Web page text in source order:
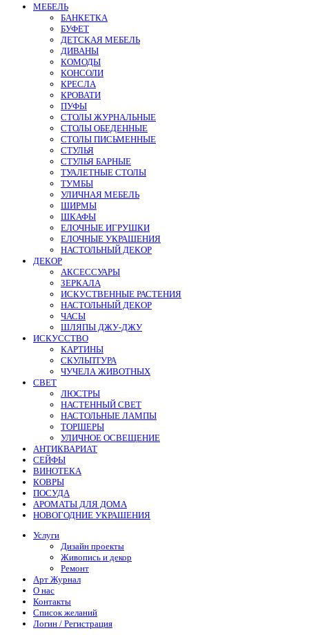
МЕБЕЛЬ
БАНКЕТКА
БУФЕТ
ДЕТСКАЯ МЕБЕЛЬ
ДИВАНЫ
КОМОДЫ
КОНСОЛИ
КРЕСЛА
КРОВАТИ
ПУФЫ
СТОЛЫ ЖУРНАЛЬНЫЕ
СТОЛЫ ОБЕДЕННЫЕ
СТОЛЫ ПИСЬМЕННЫЕ
СТУЛЬЯ
СТУЛЬЯ БАРНЫЕ
ТУАЛЕТНЫЕ СТОЛЫ
ТУМБЫ
УЛИЧНАЯ МЕБЕЛЬ
ШИРМЫ
ШКАФЫ
ЕЛОЧНЫЕ ИГРУШКИ
ЕЛОЧНЫЕ УКРАШЕНИЯ
НАСТОЛЬНЫЙ ДЕКОР
ДЕКОР
АКСЕССУАРЫ
ЗЕРКАЛА
ИСКУСТВЕННЫЕ РАСТЕНИЯ
НАСТОЛЬНЫЙ ДЕКОР
ЧАСЫ
ШЛЯПЫ ДЖУ-ДЖУ
ИСКУССТВО
КАРТИНЫ
СКУЛЬПТУРА
ЧУЧЕЛА ЖИВОТНЫХ
СВЕТ
ЛЮСТРЫ
НАСТЕННЫЙ СВЕТ
НАСТОЛЬНЫЕ ЛАМПЫ
ТОРШЕРЫ
УЛИЧНОЕ ОСВЕЩЕНИЕ
АНТИКВАРИАТ
СЕЙФЫ
ВИНОТЕКА
КОВРЫ
ПОСУДА
АРОМАТЫ ДЛЯ ДОМА
НОВОГОДНИЕ УКРАШЕНИЯ
Услуги
Дизайн проекты
Живопись и декор
Ремонт
Арт Журнал
О нас
Контакты
Список желаний
Логин / Регистрация